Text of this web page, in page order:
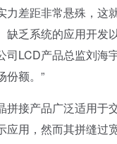
差距非常悬殊，这
乏系统的应用开发
LCD产品总监刘海
份额。”
接产品广泛适用于
用，然而其拼缝过